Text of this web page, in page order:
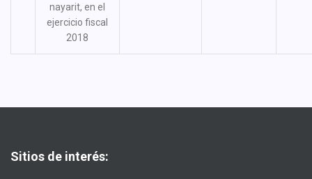
nayarit, en el
ejercicio fiscal
2018
Sitios de interés: